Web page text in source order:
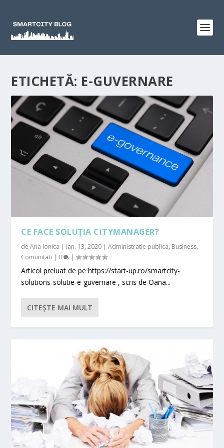
ETICHETĂ: E-GUVERNARE
CE FACE SOLUȚIA CITYMANAGER?
deAna Ionica | ian. 13, 2020 |Administratie publica, Business,
Comunitati | 0 |
Articol preluat de pe https://start-up.ro/smartcity-
solutions-solutie-e-guvernare , scris de Oana...
CITEŞTE MAI MULT